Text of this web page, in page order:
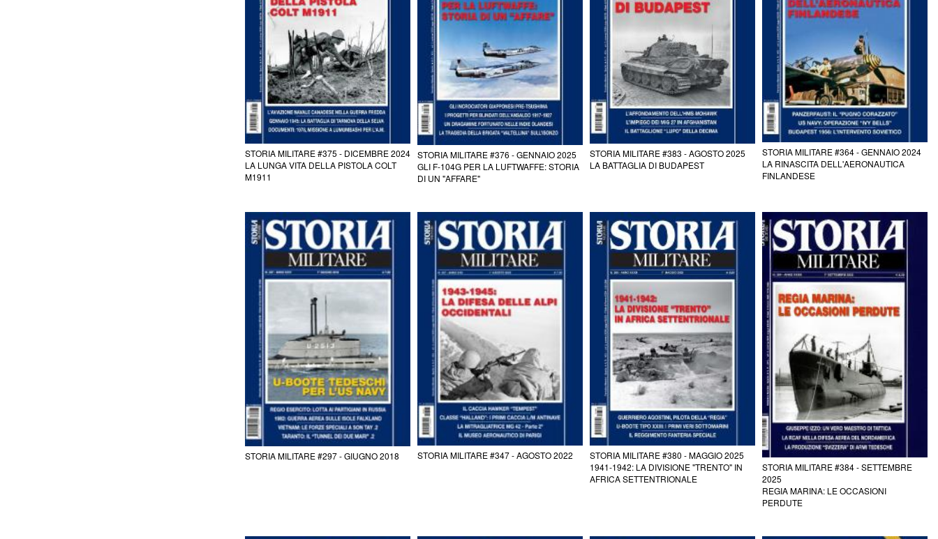
STORIA MILITARE #375 - DICEMBRE 2024
LA LUNGA VITA DELLA PISTOLA COLT
M1911
STORIA MILITARE #376 - GENNAIO 2025
GLI F-104G PER LA LUFTWAFFE: STORIA
DI UN "AFFARE"
STORIA MILITARE #383 - AGOSTO 2025
LA BATTAGLIA DI BUDAPEST
STORIA MILITARE #364 - GENNAIO 2024
LA RINASCITA DELL'AERONAUTICA
FINLANDESE
STORIA MILITARE #297 - GIUGNO 2018 STORIA MILITARE #347 - AGOSTO 2022
STORIA MILITARE #380 - MAGGIO 2025
1941-1942: LA DIVISIONE "TRENTO" IN
AFRICA SETTENTRIONALE
STORIA MILITARE #384 - SETTEMBRE
2025
REGIA MARINA: LE OCCASIONI
PERDUTE